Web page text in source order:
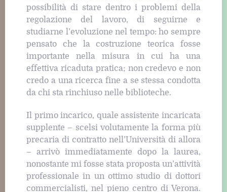
possibilità di stare dentro i problemi della
regolazione del lavoro, di seguirne e
studiarne l’evoluzione nel tempo: ho sempre
pensato che la costruzione teorica fosse
importante nella misura in cui ha una
effettiva ricaduta pratica; non credevo e non
credo a una ricerca fine a se stessa condotta
da chi sta rinchiuso nelle biblioteche.
Il primo incarico, quale assistente incaricata
supplente – scelsi volutamente la forma più
precaria di contratto nell’Università di allora
– arrivò immediatamente dopo la laurea,
nonostante mi fosse stata proposta un’attività
professionale in un ottimo studio di dottori
commercialisti, nel pieno centro di Verona.